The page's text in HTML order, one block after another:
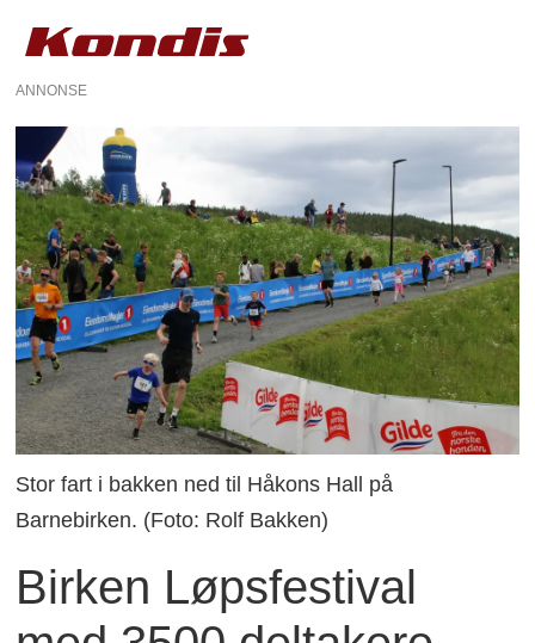
ANNONSE
Stor fart i bakken ned til Håkons Hall på
Barnebirken. (Foto: Rolf Bakken)
Birken Løpsfestival